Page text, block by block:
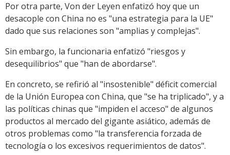
Por otra parte, Von der Leyen enfatizó hoy que un
desacople con China no es "una estrategia para la UE"
dado que sus relaciones son "amplias y complejas".
Sin embargo, la funcionaria enfatizó "riesgos y
desequilibrios" que "han de abordarse".
En concreto, se refirió al "insostenible" déficit comercial
de la Unión Europea con China, que "se ha triplicado", y a
las políticas chinas que "impiden el acceso" de algunos
productos al mercado del gigante asiático, además de
otros problemas como "la transferencia forzada de
tecnología o los excesivos requerimientos de datos".